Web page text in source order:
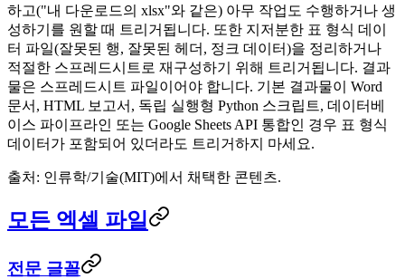
하고("내 다운로드의 xlsx"와 같은) 아무 작업도 수행하거나 생
성하기를 원할 때 트리거됩니다. 또한 지저분한 표 형식 데이
터 파일(잘못된 행, 잘못된 헤더, 정크 데이터)을 정리하거나
적절한 스프레드시트로 재구성하기 위해 트리거됩니다. 결과
물은 스프레드시트 파일이어야 합니다. 기본 결과물이 Word
문서, HTML 보고서, 독립 실행형 Python 스크립트, 데이터베
이스 파이프라인 또는 Google Sheets API 통합인 경우 표 형식
데이터가 포함되어 있더라도 트리거하지 마세요.
출처: 인류학/기술(MIT)에서 채택한 콘텐츠.
모든 엑셀 파일
전문 글꼴